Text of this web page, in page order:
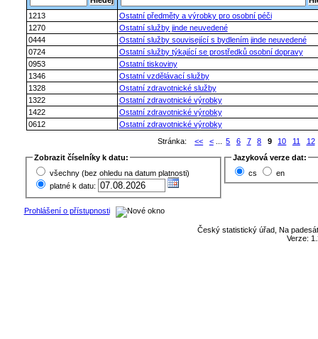
1213
Ostatní předměty a výrobky pro osobní péči
1270
Ostatní služby jinde neuvedené
0444
Ostatní služby související s bydlením jinde neuvedené
0724
Ostatní služby týkající se prostředků osobní dopravy
0953
Ostatní tiskoviny
1346
Ostatní vzdělávací služby
1328
Ostatní zdravotnické služby
1322
Ostatní zdravotnické výrobky
1422
Ostatní zdravotnické výrobky
0612
Ostatní zdravotnické výrobky
Stránka:
<< <... 5 6 7 8 9 10 11
12
Zobrazit číselníky k datu:
všechny (bez ohledu na datum platnosti)
platné k datu:
Jazyková verze dat:
cs
en
Prohlášení o přístupnosti
Český statistický úřad, Na
Verze: